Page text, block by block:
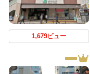
1,679ビュー